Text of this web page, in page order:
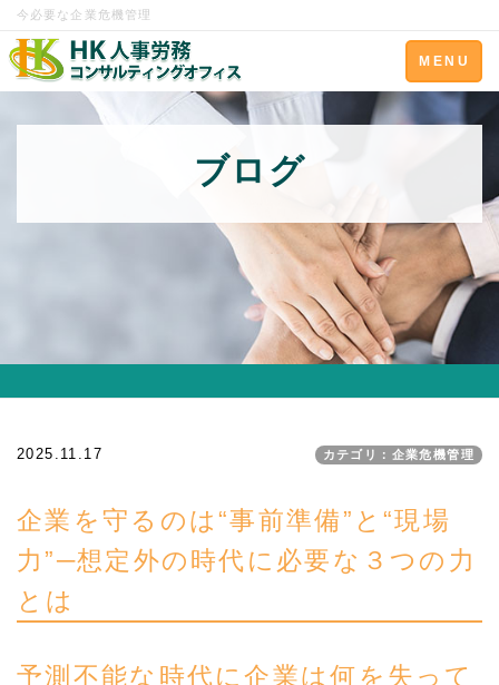
今必要な企業危機管理
Toggle
navigation
MENU
ブログ
2025.11.17 カテゴリ：企業危機管理
企業を守るのは“事前準備”と“現場
力”─想定外の時代に必要な３つの力
とは
予測不能な時代に企業は何を失って